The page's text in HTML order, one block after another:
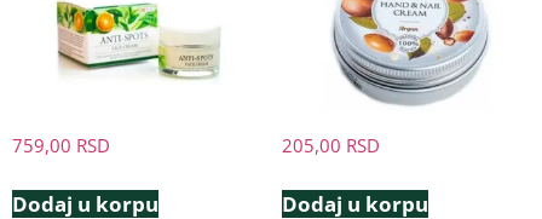
759,00 RSD
Dodaj u korpu
205,00 RSD
Dodaj u korpu